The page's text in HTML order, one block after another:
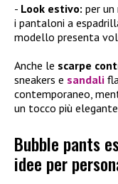
Look estivo: per
i pantaloni a
modello presenta
Anche le scarpe
sneakers e sandali
contemporaneo,
un tocco più
Bubble pants
idee per